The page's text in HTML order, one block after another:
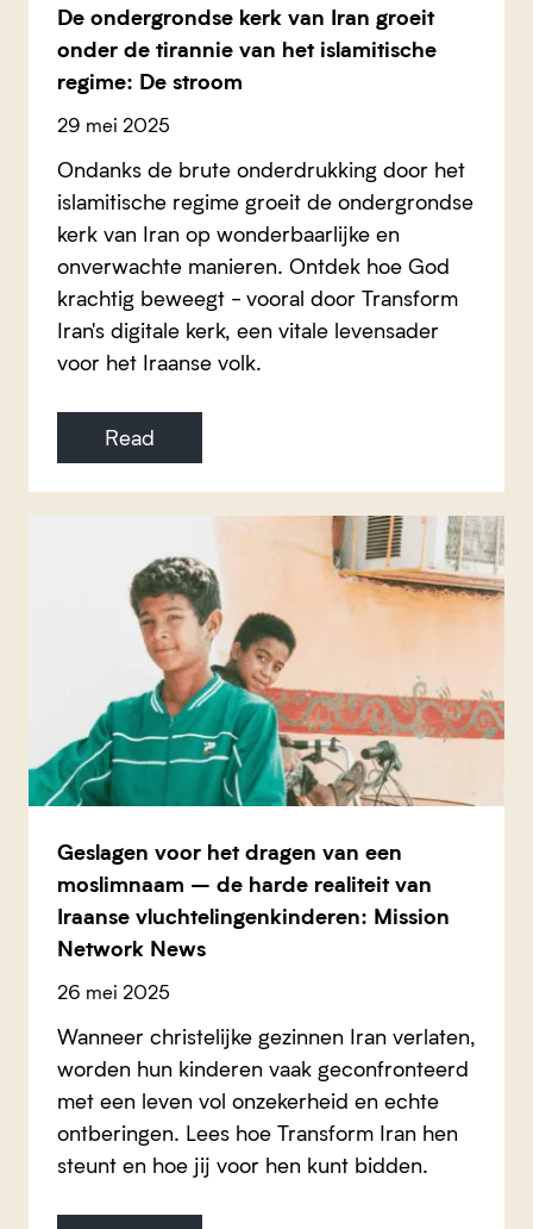
De ondergrondse kerk van Iran groeit
onder de tirannie van het islamitische
regime: De stroom
29 mei 2025
Ondanks de brute onderdrukking door het
islamitische regime groeit de ondergrondse
kerk van Iran op wonderbaarlijke en
onverwachte manieren. Ontdek hoe God
krachtig beweegt - vooral door Transform
Iran's digitale kerk, een vitale levensader
voor het Iraanse volk.
Read
Geslagen voor het dragen van een
moslimnaam – de harde realiteit van
Iraanse vluchtelingenkinderen: Mission
Network News
26 mei 2025
Wanneer christelijke gezinnen Iran verlaten,
worden hun kinderen vaak geconfronteerd
met een leven vol onzekerheid en echte
ontberingen. Lees hoe Transform Iran hen
steunt en hoe jij voor hen kunt bidden.